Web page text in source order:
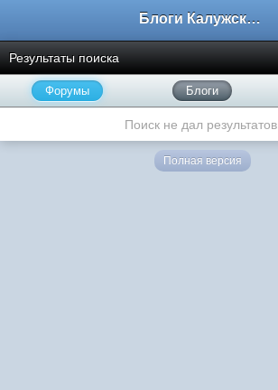
Блоги Калужского перекрестка
Результаты поиска
Форумы Блоги
Поиск не дал результатов.
Полная версия